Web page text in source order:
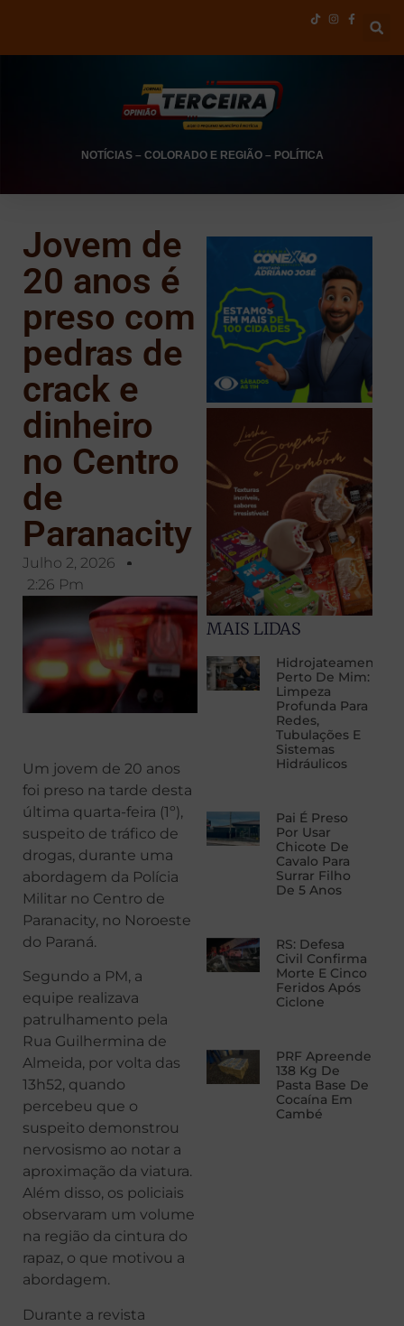
NOTÍCIAS– COLORADO E REGIÃO– POLÍTICA
Jovem de
20 anos é
preso com
pedras de
crack e
dinheiro
no Centro
de
Paranacity
Julho 2, 2026
2:26 Pm
Um jovem de 20 anos
foi preso na tarde desta
última quarta-feira (1º),
suspeito de tráfico de
drogas, durante uma
abordagem da Polícia
Militar no Centro de
Paranacity, no Noroeste
do Paraná.
Segundo a PM, a
equipe realizava
patrulhamento pela
Rua Guilhermina de
Almeida, por volta das
13h52, quando
percebeu que o
suspeito demonstrou
nervosismo ao notar a
aproximação da viatura.
Além disso, os policiais
observaram um volume
na região da cintura do
rapaz, o que motivou a
abordagem.
Durante a revista
MAIS LIDAS
Hidrojateamento
Perto De Mim:
Limpeza
Profunda Para
Redes,
Tubulações E
Sistemas
Hidráulicos
Pai É Preso
Por Usar
Chicote De
Cavalo Para
Surrar Filho
De 5 Anos
RS: Defesa
Civil Confirma
Morte E Cinco
Feridos Após
Ciclone
PRF Apreende
138 Kg De
Pasta Base De
Cocaína Em
Cambé